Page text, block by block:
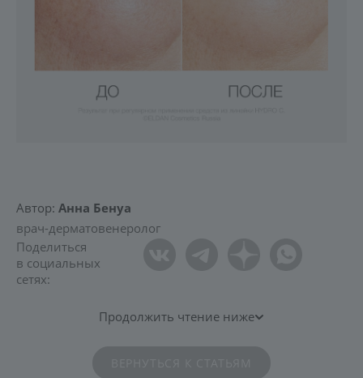
Автор: Анна Бенуа
врач-дерматовенеролог
Поделиться
в социальных
сетях:
Продолжить чтение ниже